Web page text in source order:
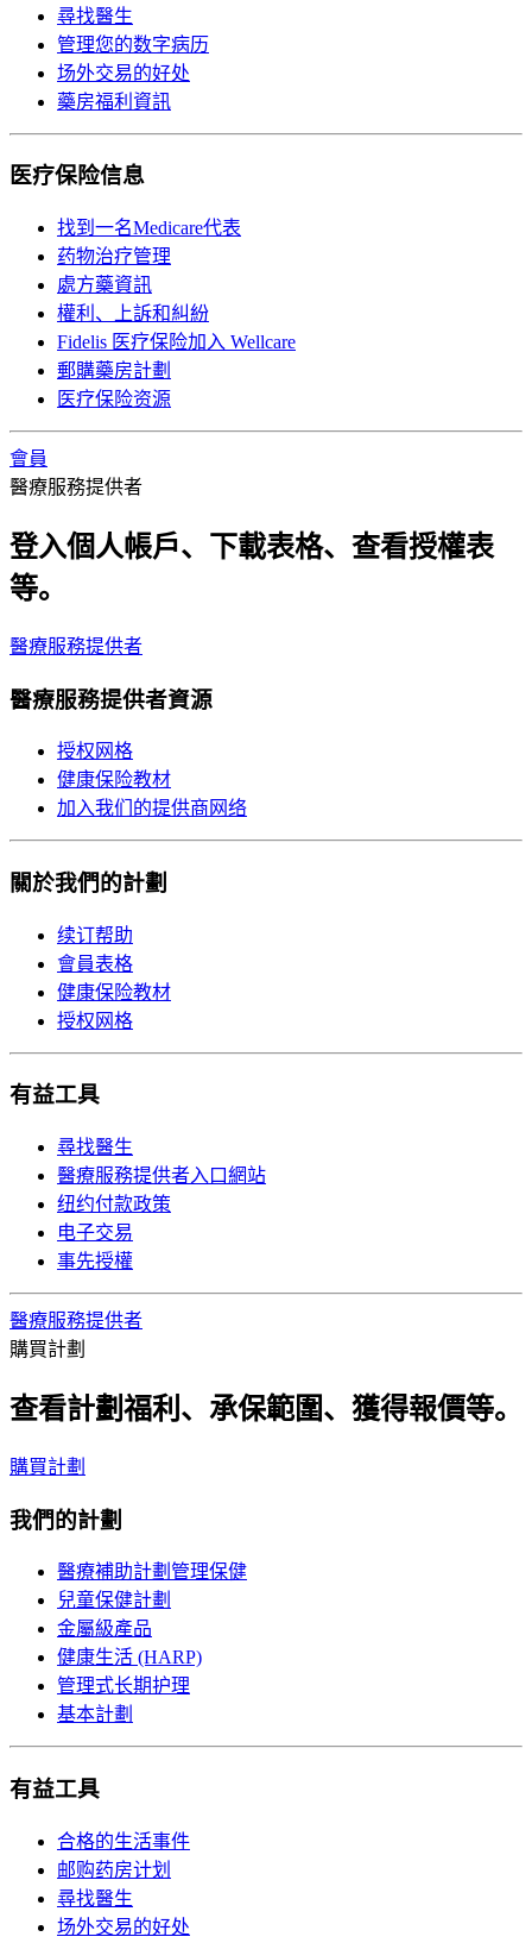
尋找醫生
管理您的数字病历
场外交易的好处
藥房福利資訊
医疗保险信息
找到一名Medicare代表
药物治疗管理
處方藥資訊
權利、上訴和糾紛
Fidelis 医疗保险加入 Wellcare
郵購藥房計劃
医疗保险资源
會員
醫療服務提供者
登入個人帳戶、下載表格、查看授權表
等。
醫療服務提供者
醫療服務提供者資源
授权网格
健康保险教材
加入我们的提供商网络
關於我們的計劃
续订帮助
會員表格
健康保险教材
授权网格
有益工具
尋找醫生
醫療服務提供者入口網站
纽约付款政策
电子交易
事先授權
醫療服務提供者
購買計劃
查看計劃福利、承保範圍、獲得報價等。
購買計劃
我們的計劃
醫療補助計劃管理保健
兒童保健計劃
金屬級產品
健康生活 (HARP)
管理式长期护理
基本計劃
有益工具
合格的生活事件
邮购药房计划
尋找醫生
场外交易的好处